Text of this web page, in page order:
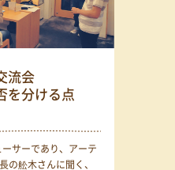
流会
を分ける点
サーであり、アーテ
の舩木さんに聞く、